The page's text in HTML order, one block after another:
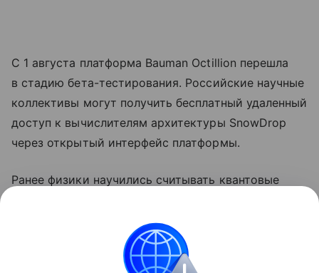
С 1 августа платформа Bauman Octillion перешла
в стадию бета-тестирования. Российские научные
коллективы могут получить бесплатный удаленный
доступ к вычислителям архитектуры SnowDrop
через открытый интерфейс платформы.
Ранее физики научились считывать квантовые
другом материале Hi-Tech Mail.